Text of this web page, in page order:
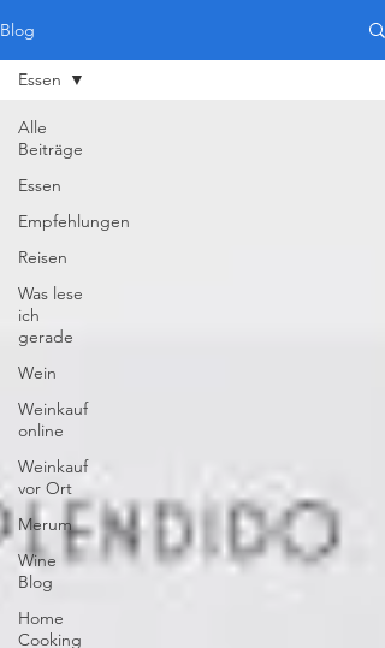
Blog
Alle
Beiträge
Essen
Empfehlungen
Reisen
Was lese
ich
gerade
Wein
Weinkauf
online
Weinkauf
vor Ort
Merum
Wine
Blog
Home
Cooking
Essen